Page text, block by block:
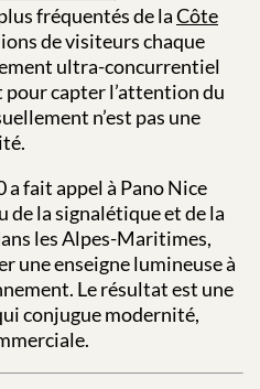
fréquentés de laCôte
de visiteurs chaque
ultra-concurrentiel
pour capter l’attention du
n’est pas une
a fait appel à Pano Nice
de la signalétique et de la
les Alpes-Maritimes,
une enseigne lumineuse à
Le résultat est une
conjugue modernité,